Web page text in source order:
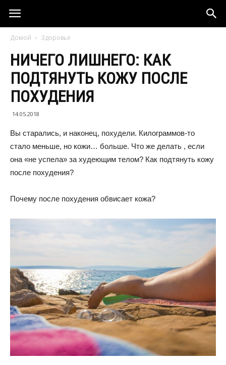
Домой Здоровье
НИЧЕГО ЛИШНЕГО: КАК
ПОДТЯНУТЬ КОЖУ ПОСЛЕ
ПОХУДЕНИЯ
14.05.2018
Вы старались, и наконец, похудели. Килограммов-то
стало меньше, но кожи… больше. Что же делать , если
она «не успела» за худеющим телом? Как подтянуть кожу
после похудения?
Почему после похудения обвисает кожа?